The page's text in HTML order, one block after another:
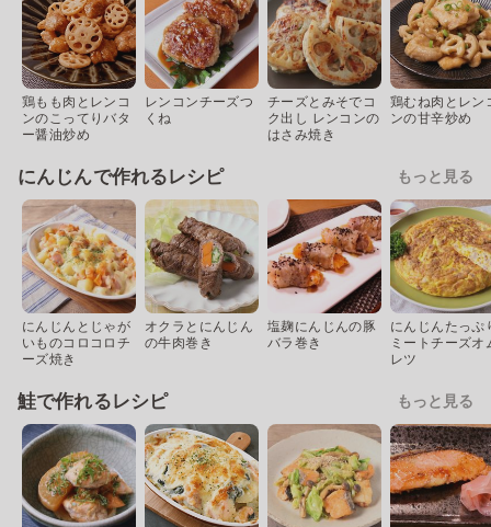
鶏もも肉とレンコ
ンのこってりバタ
ー醤油炒め
レンコンチーズつ
くね
チーズとみそでコ
ク出し レンコンの
はさみ焼き
鶏むね肉とレン
ンの甘辛炒め
にんじんで作れるレシピ もっと見る
にんじんとじゃが
いものコロコロチ
ーズ焼き
オクラとにんじん
の牛肉巻き
塩麹にんじんの豚
バラ巻き
にんじんたっぷ
ミートチーズオ
レツ
鮭で作れるレシピ もっと見る